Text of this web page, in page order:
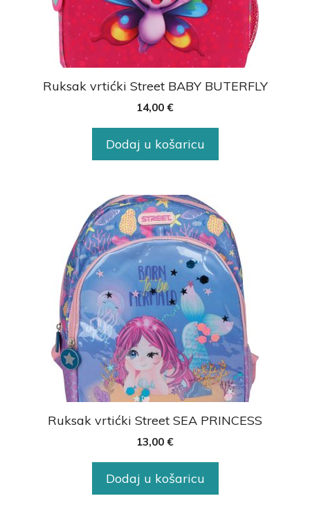
Ruksak vrtićki Street BABY BUTERFLY
14,00 €
Dodaj u košaricu
Ruksak vrtićki Street SEA PRINCESS
13,00 €
Dodaj u košaricu